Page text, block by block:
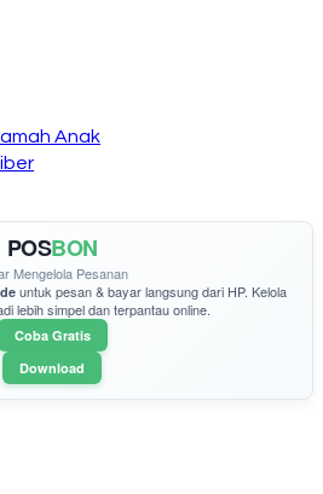
Anak
POSBON
Mengelola Pesanan
untuk pesan & bayar langsung dari HP. Kelola
lebih simpel dan terpantau online.
Coba Gratis
Download